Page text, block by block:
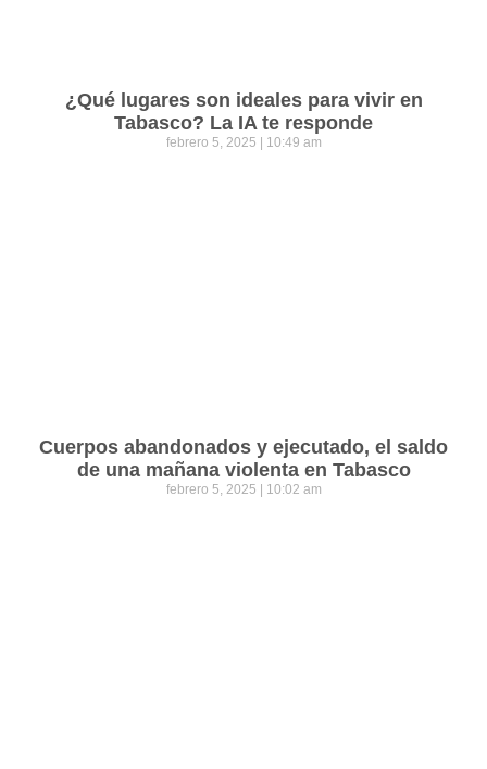
¿Qué lugares son ideales para vivir en
Tabasco? La IA te responde
febrero 5, 2025 10:49 am
Cuerpos abandonados y ejecutado, el saldo
de una mañana violenta en Tabasco
febrero 5, 2025 10:02 am